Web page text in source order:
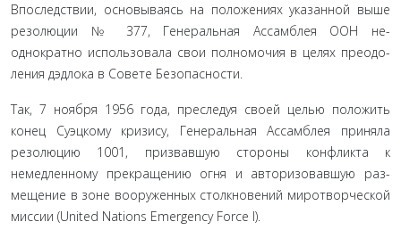
Впоследствии, основываясь на положениях указанной выше
резолюции № 377, Генеральная Ассамблея ООН не­
однократно использовала свои полномочия в целях преодо­
ления дэдлока в Совете Безопасности.
Так, 7 ноября 1956 года, преследуя своей целью поло­жить
конец Суэцкому кризису, Генеральная Ассамблея при­няла
резолюцию 1001, призвавшую стороны конфликта к
немедленному прекращению огня и авторизовавшую раз­
мещение в зоне вооруженных столкновений миротворческой
миссии (United Nations Emergency Force I).